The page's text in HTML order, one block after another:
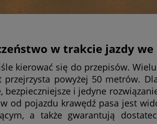
w trakcie jazdy we
kierować się do przepisów.
powyżej 50 metrów.
bezpieczniejsze i jedyne
od pojazdu krawędź pasa jest
a także gwarantują